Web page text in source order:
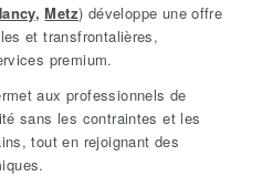
,Metz) développe une offre
et transfrontalières,
premium.
aux professionnels de
sans les contraintes et les
tout en rejoignant des